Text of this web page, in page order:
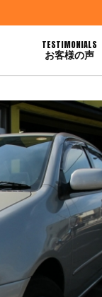
TESTIMONIALS
お客様の声